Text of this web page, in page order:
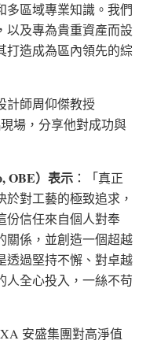
多區域專業知識。我們
以及專為貴重資產而設
打造成為區內領先的綜
計師周仰傑教授
現場，分享他對成功與
OBE）表示 ：「真正
對工藝的極致追求，
份信任來自個人對奉
係，並創造一個超越
透過堅持不懈、對卓越
人全心投入，一絲不苟
安盛集團對高淨值